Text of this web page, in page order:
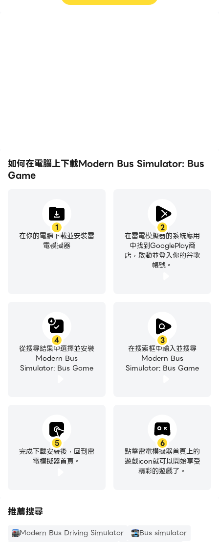
在您駕車穿越城市交通時確保乘客安全，應對意外的障礙和
如何在電腦上下載Modern Bus Simulator: Bus
Game
1
在你的電腦下載並安裝雷
電模擬器
2
在雷電模擬器的系統應用
中找到GooglePlay商
店，啟動並登入你的谷歌
帳號。
3
在搜索框中輸入並搜尋
Modern Bus
Simulator: Bus Game
4
從搜尋結果中選擇並安裝
Modern Bus
Simulator: Bus Game
5
完成下載安裝後，回到雷
電模擬器首頁。
6
點擊雷電模擬器首頁上的
遊戲icon就可以開始享受
精彩的遊戲了。
推薦搜尋
Modern Bus Driving Simulator
Bus simulator